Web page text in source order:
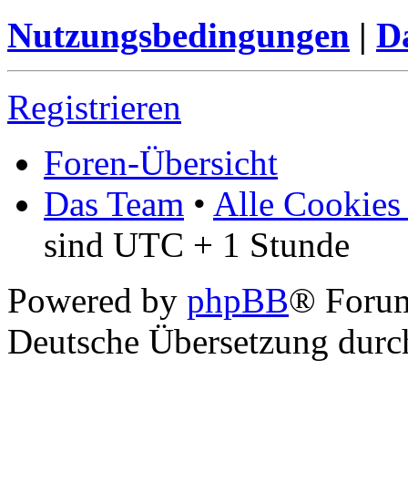
Nutzungsbedingungen |
Registrieren
Foren-Übersicht
Das Team • Alle Cookies
sind UTC + 1 Stunde
Powered by phpBB®
Deutsche Übersetzung